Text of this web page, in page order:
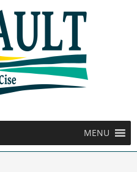
MENU